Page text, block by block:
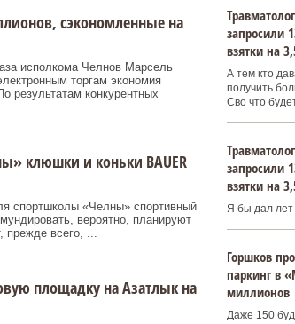
сэкономленные на
исполкома Челнов Марсель
торгам экономия
результатам конкурентных
клюшки и коньки BAUER
спортшколы «Челны» спортивный
вероятно, планируют
прежде всего, ...
площадку на Азатлык на
запросили
взятки на
А тем кто
получить
Сво что
запросили
взятки на
Я бы дал лет
Горшков
паркинг в
миллионов
Даже 150